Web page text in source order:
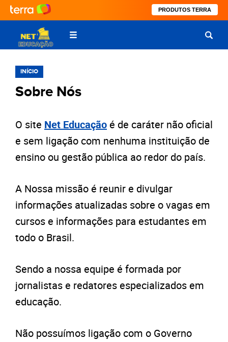
PRODUTOS TERRA
INÍCIO
Sobre Nós
O site Net Educação é de caráter não oficial
e sem ligação com nenhuma instituição de
ensino ou gestão pública ao redor do país.
A Nossa missão é reunir e divulgar
informações atualizadas sobre o vagas em
cursos e informações para estudantes em
todo o Brasil.
Sendo a nossa equipe é formada por
jornalistas e redatores especializados em
educação.
Não possuímos ligação com o Governo